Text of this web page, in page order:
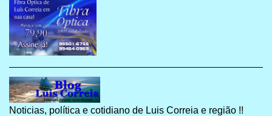
Noticias, política e cotidiano de Luis Correia e região !!